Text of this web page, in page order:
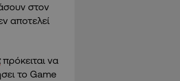
στον
αποτελεί
πρόκειται να
το Game